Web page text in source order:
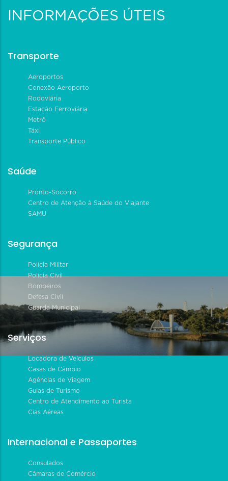
INFORMAÇÕES ÚTEIS
Transporte
Aeroportos
Conexão Aeroporto
Rodoviária
Estação Ferroviária
Metrô
Táxi
Transporte Público
Saúde
Pronto-Socorro
Centro de Atenção à Saúde do Viajante
SAMU
Segurança
Polícia Militar
Polícia Civil
Bombeiros
Defesa Civil
Guarda Municipal
Serviços
Locadora de Veículos
Casas de Câmbio
Agências de Viagem
Guias de Turismo
Centro de Atendimento ao Turista
Cias Aéreas
Internacional e Passaportes
Consulados
Câmaras de Comércio